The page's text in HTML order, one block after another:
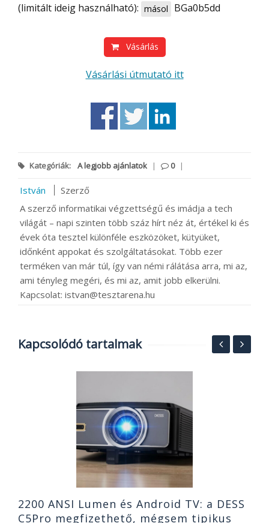
(limitált ideig használható): másol BGa0b5dd
Vásárlás
Vásárlási útmutató itt
Kategóriák: A legjobb ajánlatok | 0 |
István
Szerző
A szerző informatikai végzettségű és imádja a tech
világát – napi szinten több száz hírt néz át, értékel ki és
évek óta tesztel különféle eszközöket, kütyüket,
időnként appokat és szolgáltatásokat. Több ezer
terméken van már túl, így van némi rálátása arra, mi az,
ami tényleg megéri, és mi az, amit jobb elkerülni.
Kapcsolat: istvan@tesztarena.hu
Kapcsolódó tartalmak
2200 ANSI Lumen és Android TV: a DESS
C5Pro megfizethető, mégsem tipikus